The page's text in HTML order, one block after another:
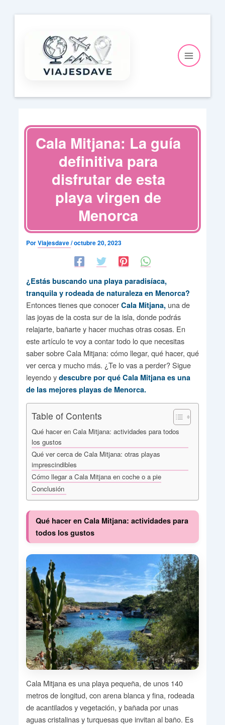
contenido
Cala Mitjana: La guía
definitiva para
disfrutar de esta
playa virgen de
Menorca
PorViajesdave/octubre 20, 2023
¿Estás buscando una playa paradisíaca,
tranquila y rodeada de naturaleza en Menorca?
Entonces tienes que conocer Cala Mitjana,una de
las joyas de la costa sur de la isla, donde podrás
relajarte, bañarte y hacer muchas otras cosas. En
este artículo te voy a contar todo lo que necesitas
saber sobre Cala Mitjana: cómo llegar, qué hacer, qué
ver cerca y mucho más. ¿Te lo vas a perder? Sigue
leyendo y descubre por qué Cala Mitjana es una
de las mejores playas de Menorca.
Table of Contents
Qué hacer en Cala Mitjana: actividades para todos
los gustos
Qué ver cerca de Cala Mitjana: otras playas
imprescindibles
Cómo llegar a Cala Mitjana en coche o a pie
Conclusión
Qué hacer en Cala Mitjana: actividades para
todos los gustos
Cala Mitjana es una playa pequeña, de unos 140
metros de longitud, con arena blanca y fina, rodeada
de acantilados y vegetación, y bañada por unas
aguas cristalinas y turquesas que invitan al baño. Es